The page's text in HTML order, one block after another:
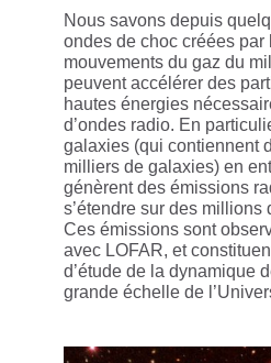
Nous savons depuis
ondes de choc créées
mouvements du gaz du
peuvent accélérer des
hautes énergies
d’ondes radio. En
galaxies (qui contiennent
milliers de galaxies) en
génèrent des émissions
s’étendre sur des millions
Ces émissions sont
avec LOFAR, et
d’étude de la dynamique
grande échelle de